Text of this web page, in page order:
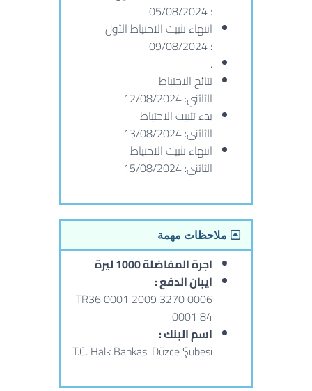
: 05/08/2024
انتهاء تثبيت الاحتياط الأول
: 09/08/2024
.
نتائح الاحتياط
الثاثني: 12/08/2024
بدء تثبيت الاحتياط
الثاثني: 13/08/2024
انتهاء تثبيت الاحتياط
الثاثني: 15/08/2024
ملاحظات مهمة
اجرة المفاضلة 1000 ليرة
ايبان الدفع :
TR36 0001 2009 3270 0006
0001 84
اسم البنك :
T.C. Halk Bankası Düzce Şubesi